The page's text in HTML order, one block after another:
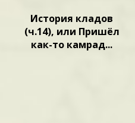
История кладов
(ч.14), или Пришёл
как-то камрад...